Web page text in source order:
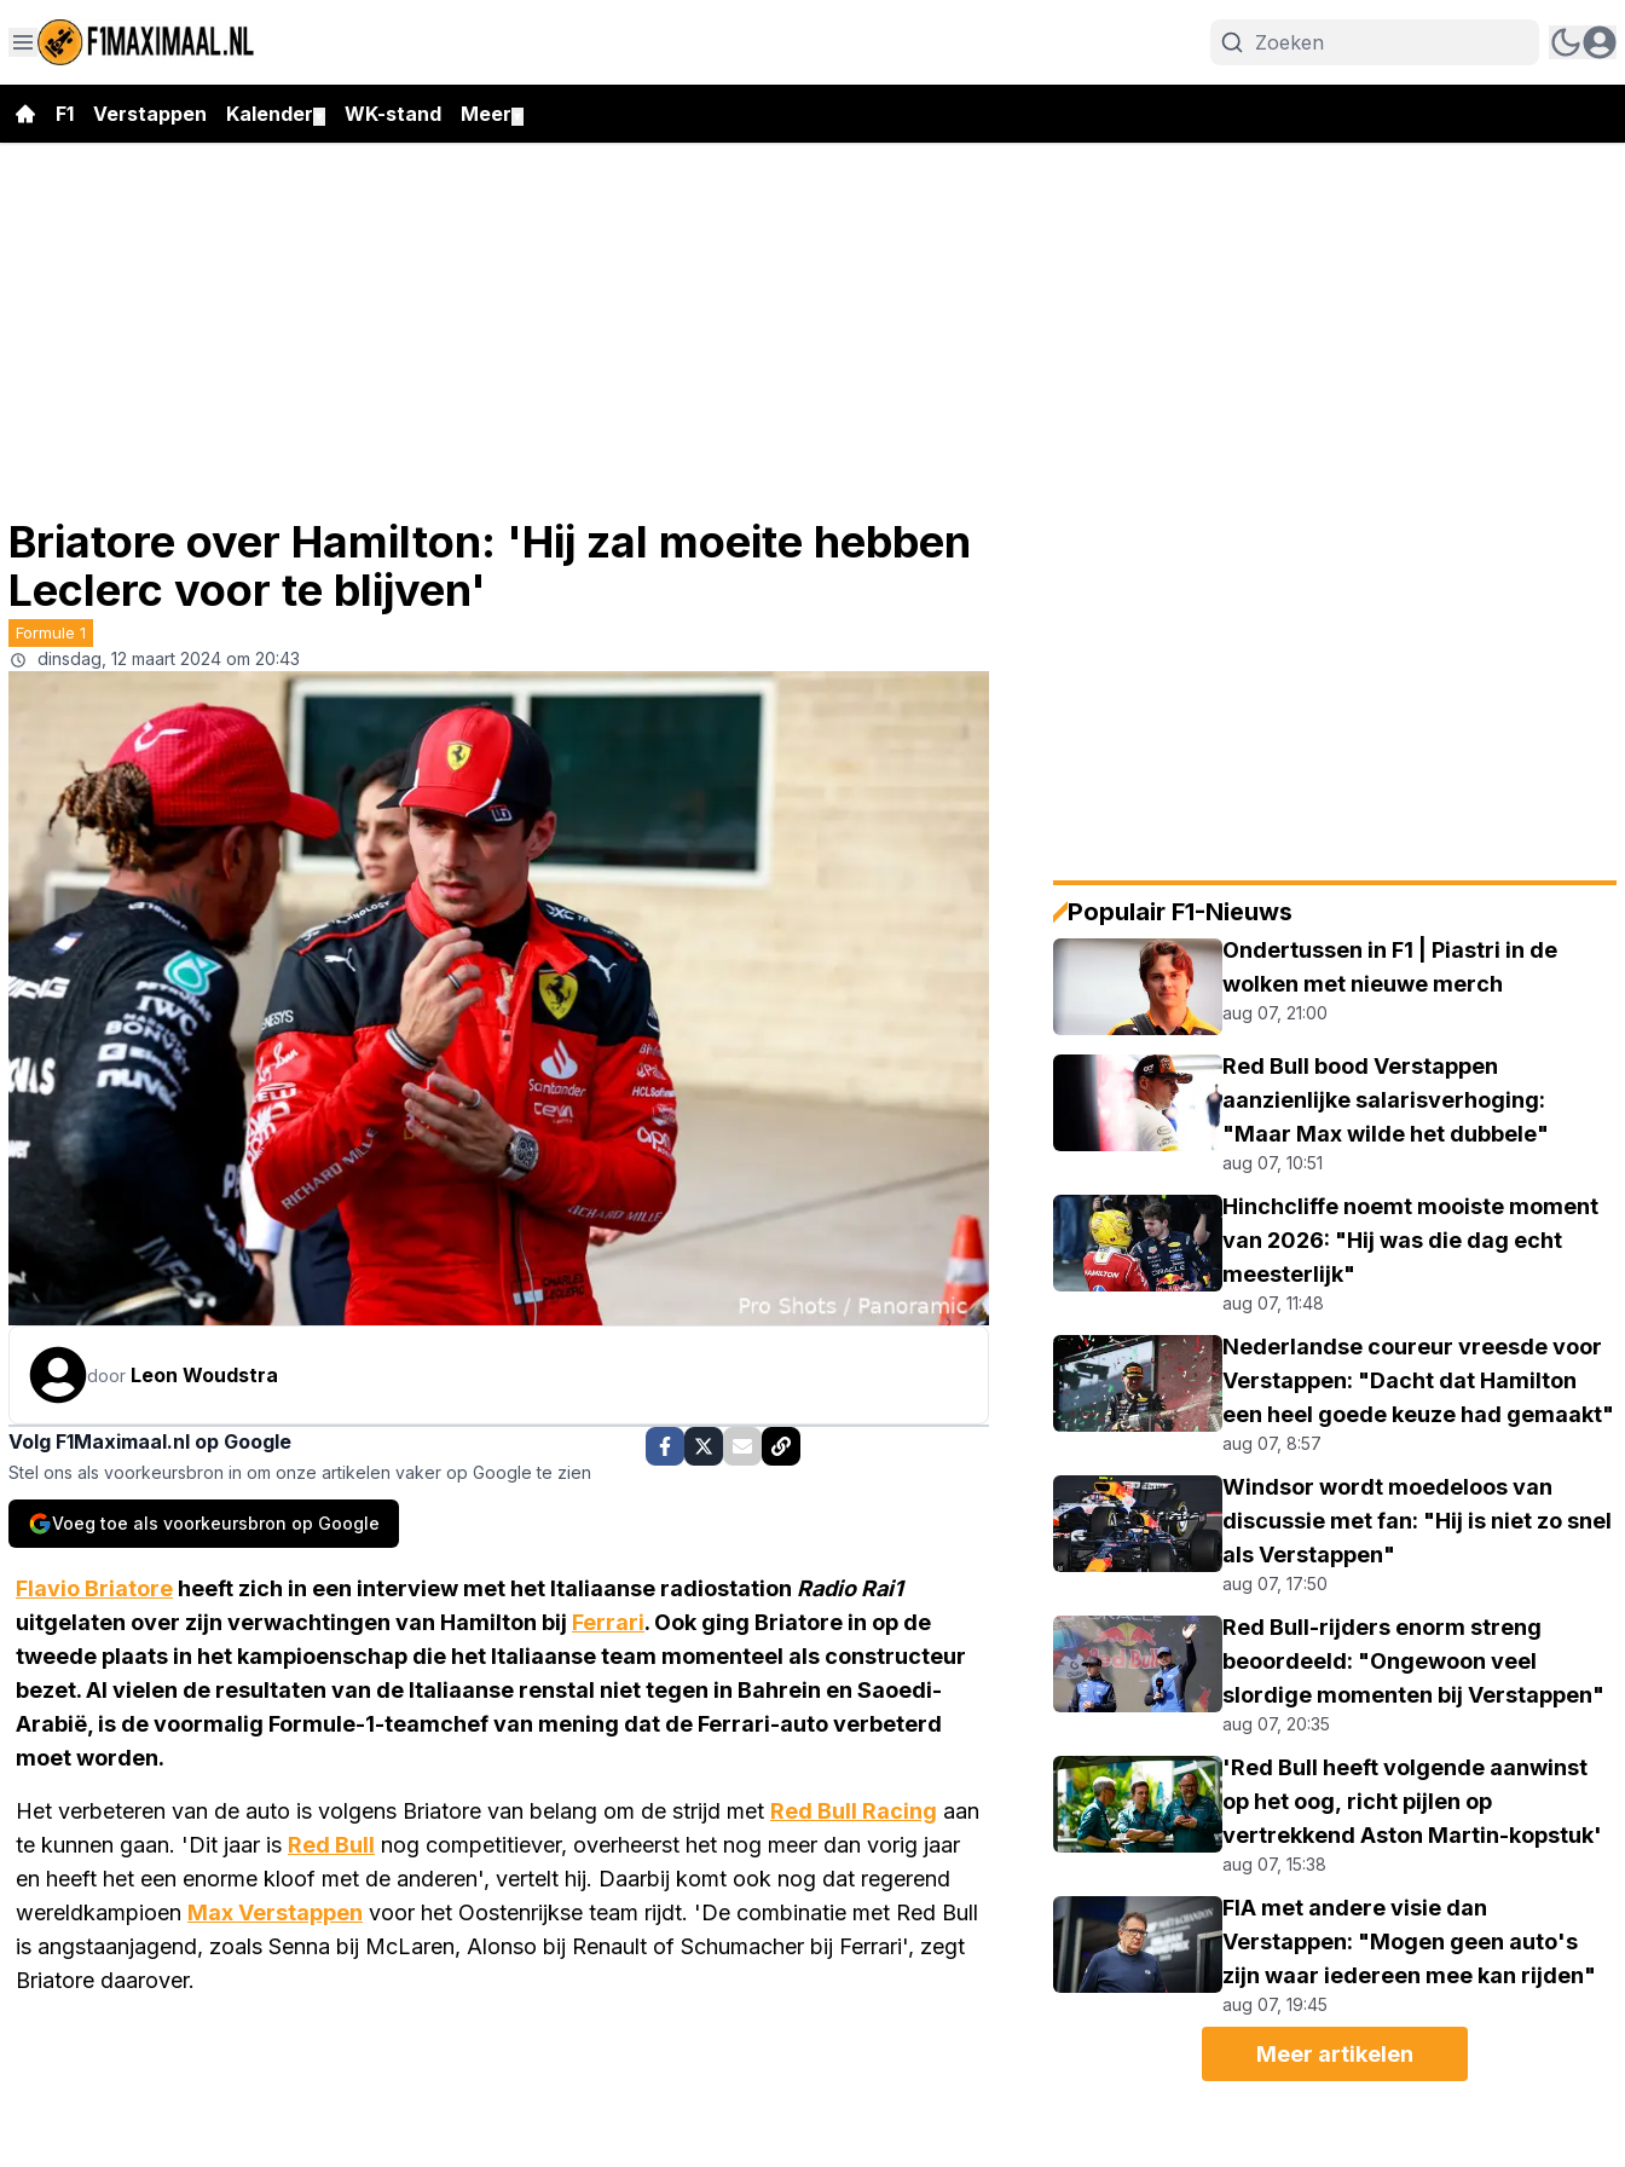
F1 Verstappen Kalender WK-stand Meer
Briatore over Hamilton: 'Hij zal moeite hebben
Leclerc voor te blijven'
Formule 1
dinsdag, 12 maart 2024 om 20:43
door Leon Woudstra
Volg F1Maximaal.nl op Google
Stel ons als voorkeursbron in om onze artikelen vaker op Google te zien
Voeg toe als voorkeursbron op Google
Flavio Briatore heeft zich in een interview met het Italiaanse radiostation Radio Rai1
uitgelaten over zijn verwachtingen van Hamilton bij Ferrari. Ook ging Briatore in op de
tweede plaats in het kampioenschap die het Italiaanse team momenteel als constructeur
bezet. Al vielen de resultaten van de Italiaanse renstal niet tegen in Bahrein en Saoedi-
Arabië, is de voormalig Formule-1-teamchef van mening dat de Ferrari-auto verbeterd
moet worden.
Het verbeteren van de auto is volgens Briatore van belang om de strijd met Red Bull Racing aan
te kunnen gaan. 'Dit jaar is Red Bull nog competitiever, overheerst het nog meer dan vorig jaar
en heeft het een enorme kloof met de anderen', vertelt hij. Daarbij komt ook nog dat regerend
wereldkampioen Max Verstappen voor het Oostenrijkse team rijdt. 'De combinatie met Red Bull
is angstaanjagend, zoals Senna bij McLaren, Alonso bij Renault of Schumacher bij Ferrari', zegt
Briatore daarover.
Populair F1-Nieuws
Ondertussen in F1 | Piastri in de
wolken met nieuwe merch
aug 07, 21:00
Red Bull bood Verstappen
aanzienlijke salarisverhoging:
"Maar Max wilde het dubbele"
aug 07, 10:51
Hinchcliffe noemt mooiste moment
van 2026: "Hij was die dag echt
meesterlijk"
aug 07, 11:48
Nederlandse coureur vreesde voor
Verstappen: "Dacht dat Hamilton
een heel goede keuze had gemaakt"
aug 07, 8:57
Windsor wordt moedeloos van
discussie met fan: "Hij is niet zo snel
als Verstappen"
aug 07, 17:50
Red Bull-rijders enorm streng
beoordeeld: "Ongewoon veel
slordige momenten bij Verstappen"
aug 07, 20:35
'Red Bull heeft volgende aanwinst
op het oog, richt pijlen op
vertrekkend Aston Martin-kopstuk'
aug 07, 15:38
FIA met andere visie dan
Verstappen: "Mogen geen auto's
zijn waar iedereen mee kan rijden"
aug 07, 19:45
Meer artikelen